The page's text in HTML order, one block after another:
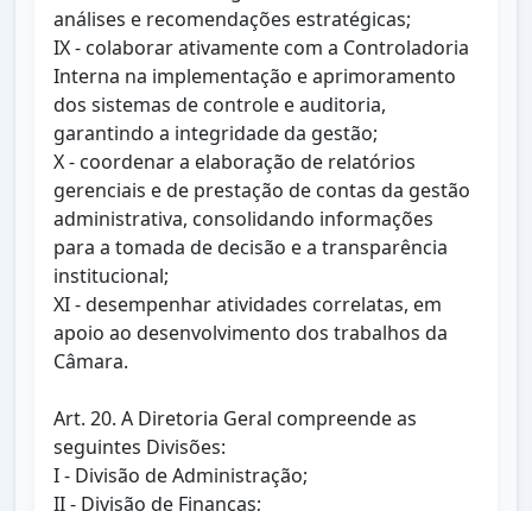
análises e recomendações estratégicas;
IX - colaborar ativamente com a Controladoria
Interna na implementação e aprimoramento
dos sistemas de controle e auditoria,
garantindo a integridade da gestão;
X - coordenar a elaboração de relatórios
gerenciais e de prestação de contas da gestão
administrativa, consolidando informações
para a tomada de decisão e a transparência
institucional;
XI - desempenhar atividades correlatas, em
apoio ao desenvolvimento dos trabalhos da
Câmara.
Art. 20. A Diretoria Geral compreende as
seguintes Divisões:
I - Divisão de Administração;
II - Divisão de Finanças;